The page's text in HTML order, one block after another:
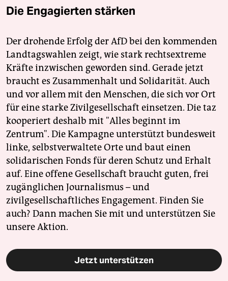
Die Engagierten stärken
Der drohende Erfolg der AfD bei den kommenden
Landtagswahlen zeigt, wie stark rechtsextreme
Kräfte inzwischen geworden sind. Gerade jetzt
braucht es Zusammenhalt und Solidarität. Auch
und vor allem mit den Menschen, die sich vor Ort
für eine starke Zivilgesellschaft einsetzen. Die taz
kooperiert deshalb mit "Alles beginnt im
Zentrum". Die Kampagne unterstützt bundesweit
linke, selbstverwaltete Orte und baut einen
solidarischen Fonds für deren Schutz und Erhalt
auf. Eine offene Gesellschaft braucht guten, frei
zugänglichen Journalismus – und
zivilgesellschaftliches Engagement. Finden Sie
auch? Dann machen Sie mit und unterstützen Sie
unsere Aktion.
Jetzt unterstützen